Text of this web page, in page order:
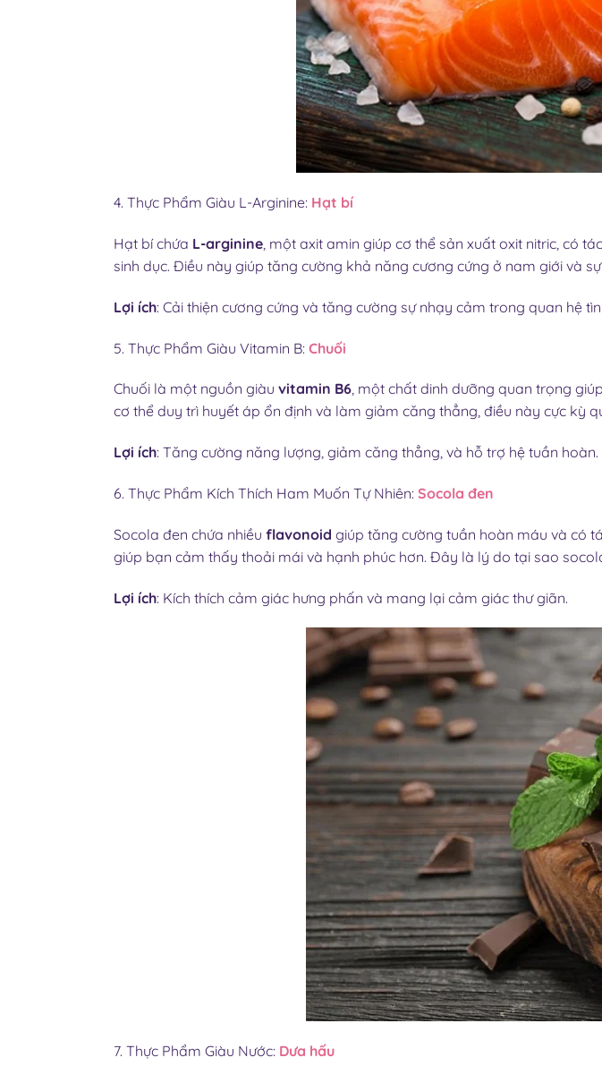
4. Thực Phẩm Giàu L-Arginine: Hạt bí
Hạt bí chứa L-arginine, một axit amin giúp cơ thể sản xuất oxit nitric, có
sinh dục. Điều này giúp tăng cường khả năng cương cứng ở nam giới và
Lợi ích: Cải thiện cương cứng và tăng cường sự nhạy cảm trong quan hệ
5. Thực Phẩm Giàu Vitamin B: Chuối
Chuối là một nguồn giàu vitamin B6, một chất dinh dưỡng quan trọng
cơ thể duy trì huyết áp ổn định và làm giảm căng thẳng, điều này cực kỳ
Lợi ích: Tăng cường năng lượng, giảm căng thẳng, và hỗ trợ hệ tuần hoàn.
6. Thực Phẩm Kích Thích Ham Muốn Tự Nhiên: Socola đen
Socola đen chứa nhiều flavonoid giúp tăng cường tuần hoàn máu và có
giúp bạn cảm thấy thoải mái và hạnh phúc hơn. Đây là lý do tại sao
Lợi ích: Kích thích cảm giác hưng phấn và mang lại cảm giác thư giãn.
7. Thực Phẩm Giàu Nước: Dưa hấu